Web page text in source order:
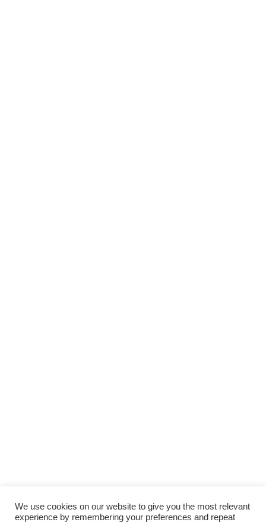
We use cookies on our website to give you the most relevant
experience by remembering your preferences and repeat